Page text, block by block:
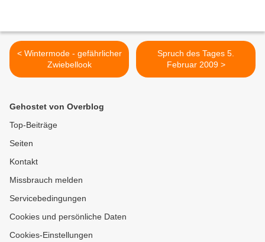
< Wintermode - gefährlicher
Zwiebellook
Spruch des Tages 5.
Februar 2009 >
Gehostet von Overblog
Top-Beiträge
Seiten
Kontakt
Missbrauch melden
Servicebedingungen
Cookies und persönliche Daten
Cookies-Einstellungen